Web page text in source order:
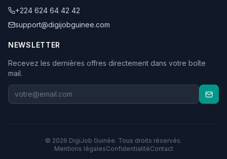
+224 624 64 42 42
support@digijobguinee.com
NEWSLETTER
Recevez les dernières offres directement dans votre boîte
mail.
© 2026 DigiJob Guinée. Tous droits réservés.
Mentions légalesConfidentialitéContact